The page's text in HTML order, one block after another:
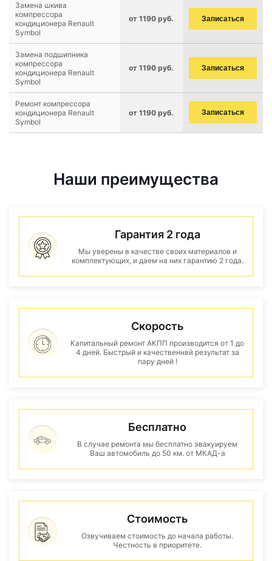
Замена шкива
компрессора
кондиционера Renault
Symbol
от 1190 руб. Записаться
Замена подшипника
компрессора
кондиционера Renault
Symbol
от 1190 руб. Записаться
Ремонт компрессора
кондиционера Renault
Symbol
от 1190 руб. Записаться
Наши преимущества
Гарантия 2 года
Мы уверены в качестве своих материалов и
комплектующих, и даем на них гарантию 2 года.
Скорость
Капитальный ремонт АКПП производится от 1 до
4 дней. Быстрый и качественнвй результат за
пару дней !
Бесплатно
В случае ремонта мы бесплатно эвакуируем
Ваш автомобиль до 50 км. от МКАД-а
Стоимость
Озвучиваем стоимость до начала работы.
Честность в приоритете.